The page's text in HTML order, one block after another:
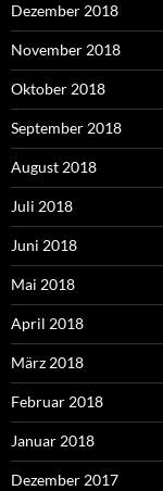
Dezember 2018
November 2018
Oktober 2018
September 2018
August 2018
Juli 2018
Juni 2018
Mai 2018
April 2018
März 2018
Februar 2018
Januar 2018
Dezember 2017